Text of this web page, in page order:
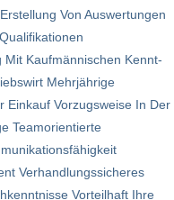
Von Auswertungen
Mit Kaufmännischen Kennt­
Mehrjährige
Einkauf Vorzugsweise In Der
Teamorientierte
Verhandlungssicheres
Vorteilhaft Ihre